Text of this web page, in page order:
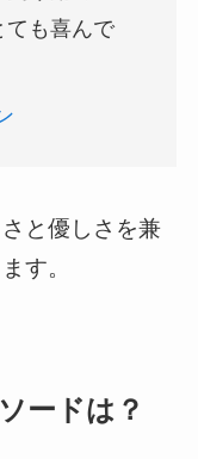
ても喜んで
と優しさを兼
す。
ードは？